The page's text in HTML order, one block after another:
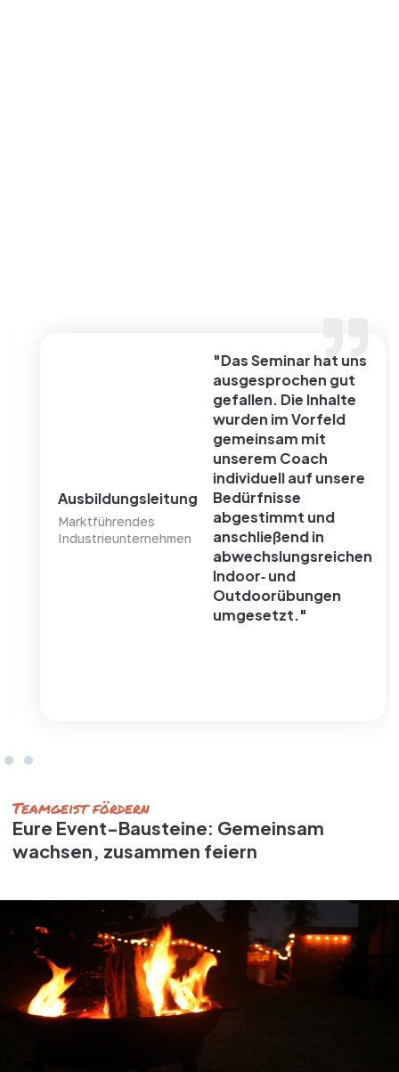
Ausbildungsleitung
Marktführendes
Industrieunternehmen
"Das Seminar hat uns
ausgesprochen gut
gefallen. Die Inhalte
wurden im Vorfeld
gemeinsam mit
unserem Coach
individuell auf unsere
Bedürfnisse
abgestimmt und
anschließend in
abwechslungsreichen
Indoor‑ und
Outdoorübungen
umgesetzt."
Teamgeist fördern
Eure Event-Bausteine: Gemeinsam
wachsen, zusammen feiern